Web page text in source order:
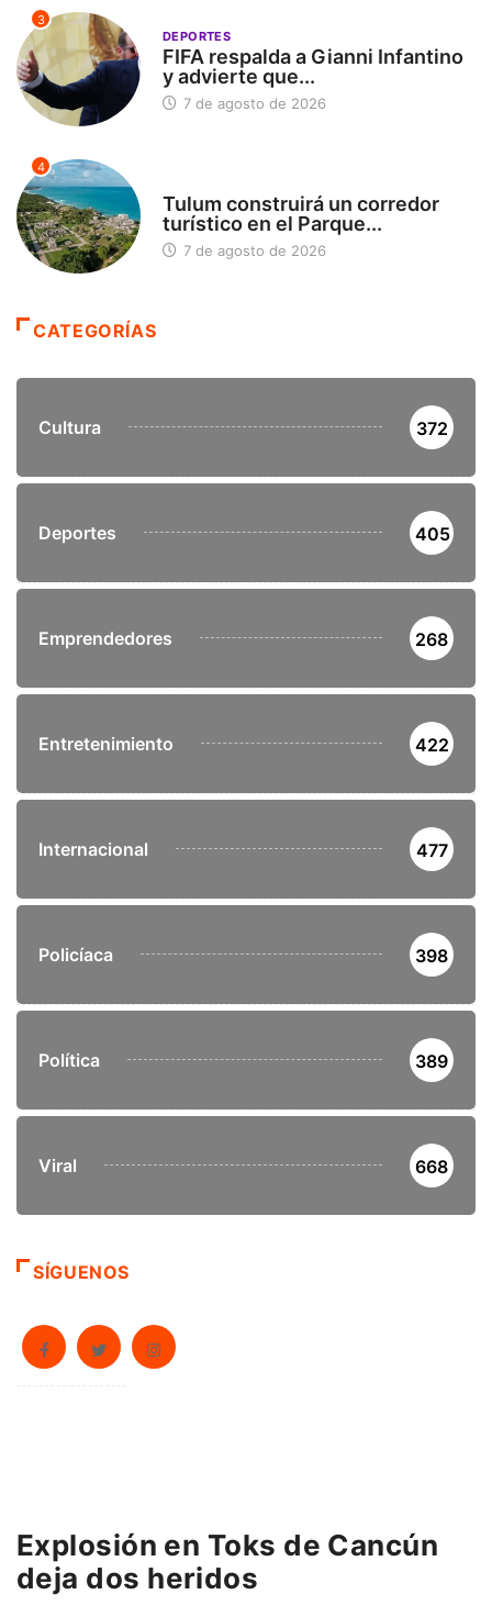
3
DEPORTES
FIFA respalda a Gianni Infantino
y advierte que...
7 de agosto de 2026
4
Tulum construirá un corredor
turístico en el Parque...
7 de agosto de 2026
CATEGORÍAS
Cultura 372
Deportes 405
Emprendedores 268
Entretenimiento 422
Internacional 477
Policíaca 398
Política 389
Viral 668
SÍGUENOS
Explosión en Toks de Cancún
deja dos heridos